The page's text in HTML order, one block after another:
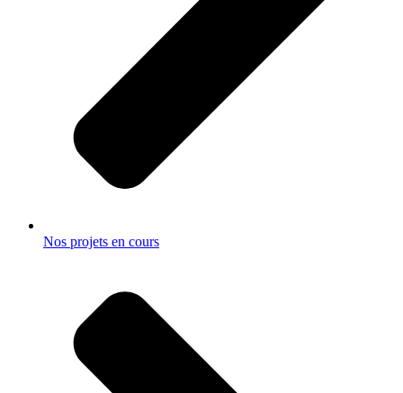
Nos projets en cours